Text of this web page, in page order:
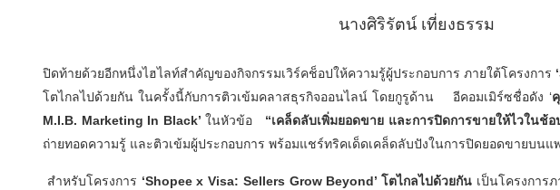
นางศิริรัตน์ เที่ยงธรรม
ปิดท้ายด้วยอีกหนึ่งไฮไลท์สำคัญของกิจกรรมเวิร์คช็อปให้ความรู้ผู้ประกอบการ ภายใต้โครงการ
โตไกลไปด้วยกัน ในครั้งนี้กับการติวเข้มคลาสธุรกิจออนไลน์ โดยกูรูด้าน อีคอมเมิร์ซชื่อดัง ‘
M.I.B. Marketing In Black’ ในหัวข้อ “เคล็ดลับเพิ่มยอดขาย และการปิดการขายให้ไวในช้อ
ถ่ายทอดความรู้ และติวเข้มผู้ประกอบการ พร้อมแชร์ทริคเด็ดเคล็ดลับปังในการปิดยอดขายบน
สำหรับโครงการ ‘Shopee x Visa: Sellers Grow Beyond’โตไกลไปด้วยกัน เป็นโครงการ